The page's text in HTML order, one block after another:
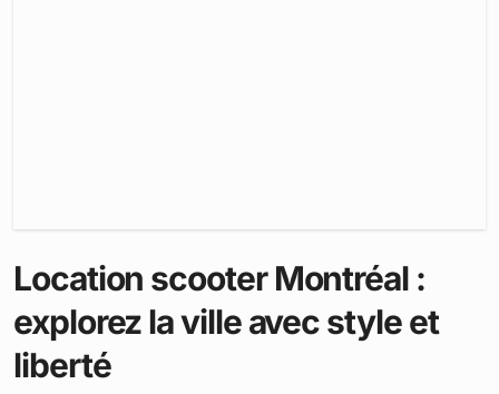
Location scooter Montréal :
explorez la ville avec style et
liberté